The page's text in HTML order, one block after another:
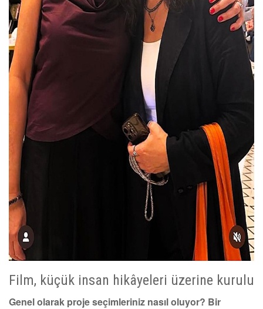
Film, küçük insan hikâyeleri üzerine kurulu
Genel olarak proje seçimleriniz nasıl oluyor? Bir